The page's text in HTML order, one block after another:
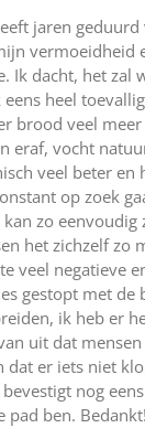
jaren
vermoeidheid
Ik dacht, het zal
eens heel
brood veel
eraf, vocht
veel beter en
op zoek
kan zo
het zichzelf zo
veel negatieve
gestopt met de
ik heb er
uit dat
dat er iets niet
bevestigt nog
pad ben. Bedankt!